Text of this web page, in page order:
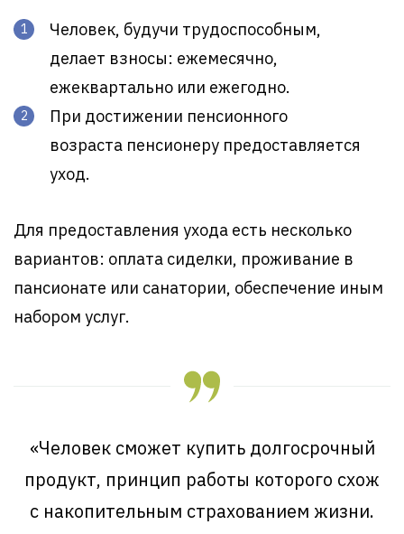
Человек, будучи трудоспособным,
делает взносы: ежемесячно,
ежеквартально или ежегодно.
При достижении пенсионного
возраста пенсионеру предоставляется
уход.
Для предоставления ухода есть несколько
вариантов: оплата сиделки, проживание в
пансионате или санатории, обеспечение иным
набором услуг.
«Человек сможет купить долгосрочный
продукт, принцип работы которого схож
с накопительным страхованием жизни.